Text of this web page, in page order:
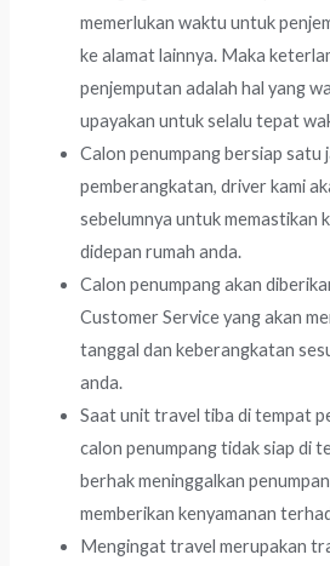
memerlukan waktu untuk
ke alamat lainnya. Maka
penjemputan adalah hal yang
upayakan untuk selalu tepat
Calon penumpang bersiap satu
pemberangkatan, driver kami
sebelumnya untuk memastikan
didepan rumah anda.
Calon penumpang akan
Customer Service yang akan
tanggal dan keberangkatan
anda.
Saat unit travel tiba di tempat
calon penumpang tidak siap di
berhak meninggalkan
memberikan kenyamanan
Mengingat travel merupakan